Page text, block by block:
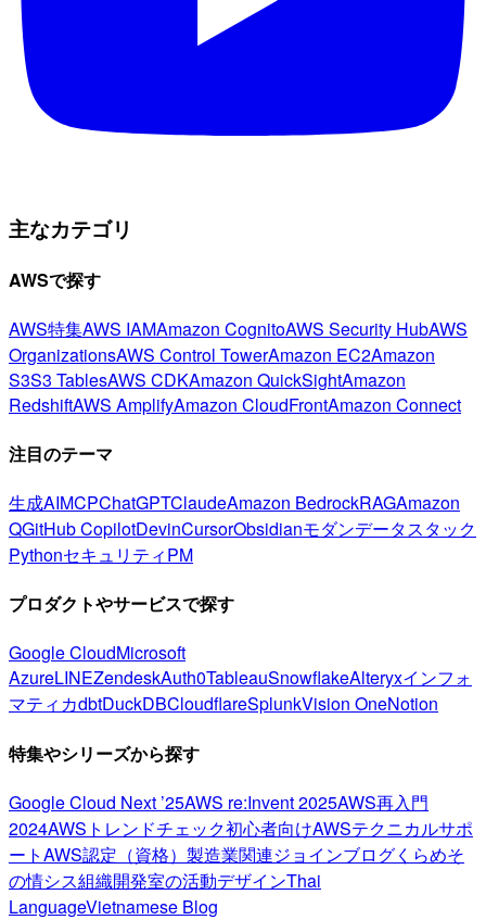
主なカテゴリ
AWSで探す
AWS特集AWS IAMAmazon CognitoAWS Security HubAWS
OrganizationsAWS Control TowerAmazon EC2Amazon
S3S3 TablesAWS CDKAmazon QuickSightAmazon
RedshiftAWS AmplifyAmazon CloudFrontAmazon Connect
注目のテーマ
生成AIMCPChatGPTClaudeAmazon BedrockRAGAmazon
QGitHub CopilotDevinCursorObsidianモダンデータスタック
PythonセキュリティPM
プロダクトやサービスで探す
Google CloudMicrosoft
AzureLINEZendeskAuth0TableauSnowflakeAlteryxインフォ
マティカdbtDuckDBCloudflareSplunkVision OneNotion
特集やシリーズから探す
Google Cloud Next ’25AWS re:Invent 2025AWS再入門
2024AWSトレンドチェック初心者向けAWSテクニカルサポ
ートAWS認定（資格） 製造業関連ジョインブログくらめそ
の情シス組織開発室の活動デザインThai
LanguageVietnamese Blog